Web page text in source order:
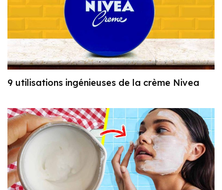
9 utilisations ingénieuses de la crème Nivea